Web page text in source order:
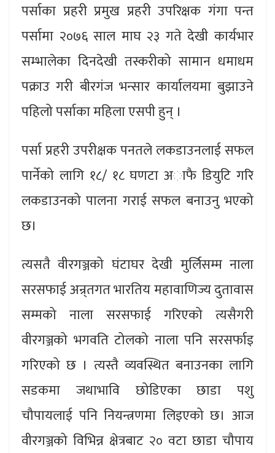
पर्साका प्रहरी प्रमुख प्रहरी उपरिक्षक गंगा पन्त
पर्सामा २०७६ साल माघ २३ गते देखी कार्यभार
सम्भालेका दिनदेखी तस्करीको सामान धमाधम
पक्राउ गरी बीरगंज भन्सार कार्यालयमा बुझाउने
पहिलो पर्साका महिला एसपी हुन् ।
पर्सा प्रहरी उपरीक्षक पनतले लकडाउनलाई सफल
पार्नेको लागि १८/ १८ घणटा अाफै डियुटि गरि
लकडाउनको पालना गराई सफल बनाउनु भएको
छ।
त्यसतै वीरगञ्जको घंटाघर देखी मुर्लिसम्म नाला
सरसफाई अन्र्तगत भारतिय महावाणिज्य दुतावास
सम्मको नाला सरसफाई गरिएको त्यसैगरी
वीरगञ्जको भगवति टोलको नाला पनि सरसर्फाइ
गरिएको छ । त्यस्तै व्यवस्थित बनाउनका लागि
सडकमा जथाभावि छोडिएका छाडा पशु
चौपायलाई पनि नियन्त्रणमा लिइएको छ। आज
वीरगञ्जको विभिन्न क्षेत्रबाट २० वटा छाडा चौपाय